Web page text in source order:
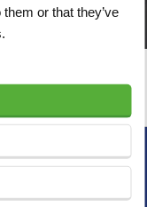
or that they’ve
Breda